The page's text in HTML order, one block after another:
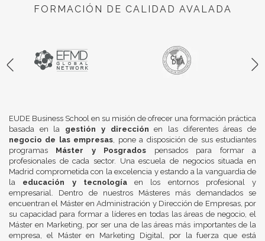
FORMACIÓN DE CALIDAD AVALADA
EUDE Business School en su misión de ofrecer una formación práctica
basada en la gestión y dirección en las diferentes áreas de
negocio de las empresas, pone a disposición de sus estudiantes
programas Máster y Posgrados pensados para formar a
profesionales de cada sector. Una escuela de negocios situada en
Madrid comprometida con la excelencia y estando a la vanguardia de
la educación y tecnologíaen los entornos profesional y
empresarial. Dentro de nuestros Másteres más demandados se
encuentran el Máster en Administración y Dirección de Empresas, por
su capacidad para formar a líderes en todas las áreas de negocio, el
Máster en Marketing, por ser una de las áreas más importantes de la
empresa, el Máster en Marketing Digital, por la fuerza que está